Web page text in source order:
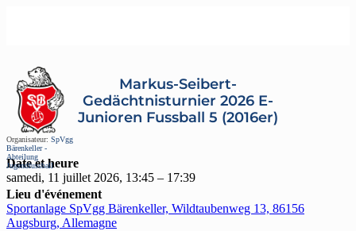
Organisateur: SpVgg
Bärenkeller -
Abteilung
Jugendfussball
Markus-Seibert-
Gedächtnisturnier 2026 E-
Junioren Fussball 5 (2016er)
Date et heure
samedi, 11 juillet 2026, 13:45 – 17:39
Lieu d'événement
Sportanlage SpVgg Bärenkeller, Wildtaubenweg 13, 86156
Augsburg, Allemagne